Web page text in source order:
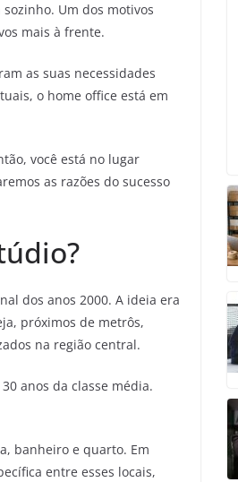
Um dos motivos
mais à frente.
as suas necessidades
o home office está em
você está no lugar
as razões do sucesso
dos anos 2000. A ideia era
próximos de metrôs,
na região central.
anos da classe média.
banheiro e quarto. Em
entre esses locais,